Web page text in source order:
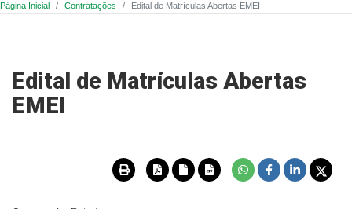
Página Inicial Contratações Edital de Matrículas Abertas EMEI
Edital de Matrículas Abertas
EMEI